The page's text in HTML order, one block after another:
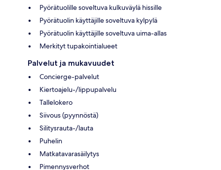
Pyörätuolille soveltuva kulkuväylä hissille
Pyörätuolin käyttäjille soveltuva kylpylä
Pyörätuolin käyttäjille soveltuva uima-allas
Merkityt tupakointialueet
Palvelut ja mukavuudet
Concierge-palvelut
Kiertoajelu-/lippupalvelu
Tallelokero
Siivous (pyynnöstä)
Silitysrauta-/lauta
Puhelin
Matkatavarasäilytys
Pimennysverhot